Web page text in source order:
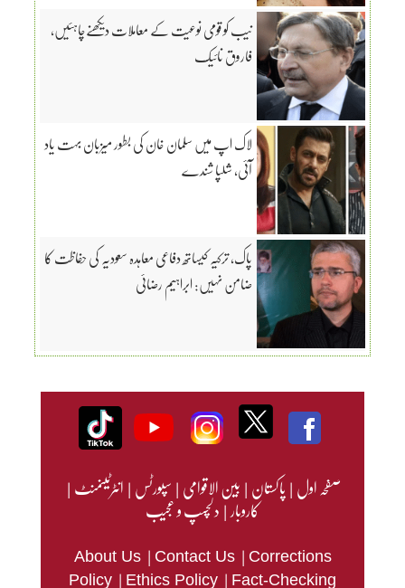
نیب کو قومی نوعیت کے معاملات دیکھنےچاہئیں،
فاروق نائیک
لاک اپ میں سلمان خان کی بطور میزبان بہت یاد
آئی، شلپا شندے
پاک، ترکیہ کیساتھ دفاعی معاہدہ سعودیہ کی حفاظت کا
ضامن نہیں: ابراہیم رضائی
صفحہ اول|پاکستان|بین الاقوامی|سپورٹس|انٹرٹینمنٹ|
کاروبار|دلچسپ و عجیب
About Us | Contact Us | Corrections
Policy | Ethics Policy | Fact-Checking